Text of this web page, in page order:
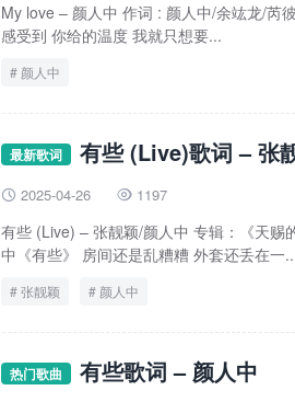
My love – 颜人中 作词 : 颜人中/余竑龙/芮
感受到 你给的温度 我就只想要...
颜人中
最新歌词 有些 (Live)歌词 – 张
 2025-04-26  1197
有些 (Live) – 张靓颖/颜人中 专辑：《天赐
中《有些》 房间还是乱糟糟 外套还丢在一
张靓颖 颜人中
热门歌曲 有些歌词 – 颜人中